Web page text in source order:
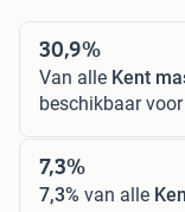
30,9%
Van alle Kent
beschikbaar
7,3%
7,3% van alle